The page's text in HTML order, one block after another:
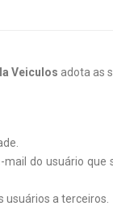
Veiculos adota as
do usuário
a terceiros.